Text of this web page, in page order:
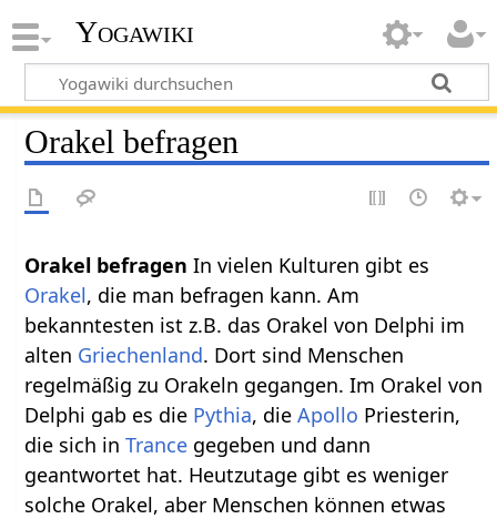
Yogawiki
Orakel befragen
Orakel befragenIn vielen Kulturen gibt es
Orakel, die man befragen kann. Am
bekanntesten ist z.B. das Orakel von Delphi im
alten Griechenland. Dort sind Menschen
regelmäßig zu Orakeln gegangen. Im Orakel von
Delphi gab es die Pythia, dieApollo Priesterin,
die sich inTrance gegeben und dann
geantwortet hat. Heutzutage gibt es weniger
solche Orakel, aber Menschen können etwas